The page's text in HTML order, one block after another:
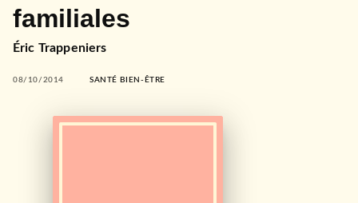
familiales
Éric Trappeniers
08/10/2014 SANTÉ BIEN-ÊTRE